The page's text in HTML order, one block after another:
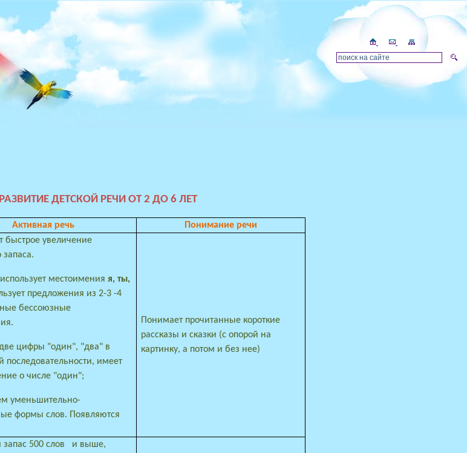
РАЗВИТИЕ ДЕТСКОЙ РЕЧИ ОТ 2 ДО 6 ЛЕТ
Активная речь Понимание речи
быстрое увеличение
запаса.
местоименияя, ты,
предложения из 2-3 -4
бессоюзные
две цифры "один", "два" в
последовательности, имеет
о числе "один";
уменьшительно-
формы слов. Появляются
Понимает прочитанные короткие
рассказы и сказки (с опорой на
картинку, а потом и без нее)
500 слов
и выше,